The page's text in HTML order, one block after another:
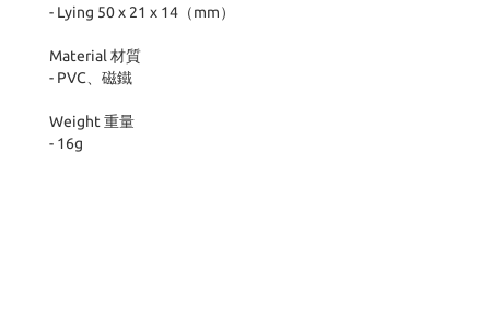
- Lying 50 x 21 x 14（mm）
Material 材質
- PVC、磁鐵
Weight 重量
- 16g